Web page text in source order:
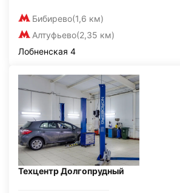
Бибирево(1,6 км)
Алтуфьево(2,35 км)
Лобненская 4
Техцентр Долгопрудный